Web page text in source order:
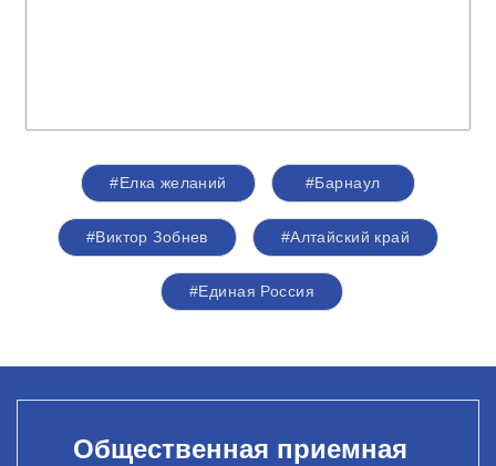
#Елка желаний #Барнаул
#Виктор Зобнев #Алтайский край
#Единая Россия
Общественная приемная